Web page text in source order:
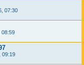
07:30
08:59
09:19